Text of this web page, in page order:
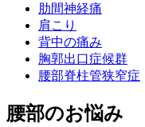
肋間神経痛
肩こり
背中の痛み
胸郭出口症候群
腰部脊柱管狭窄症
腰部のお悩み